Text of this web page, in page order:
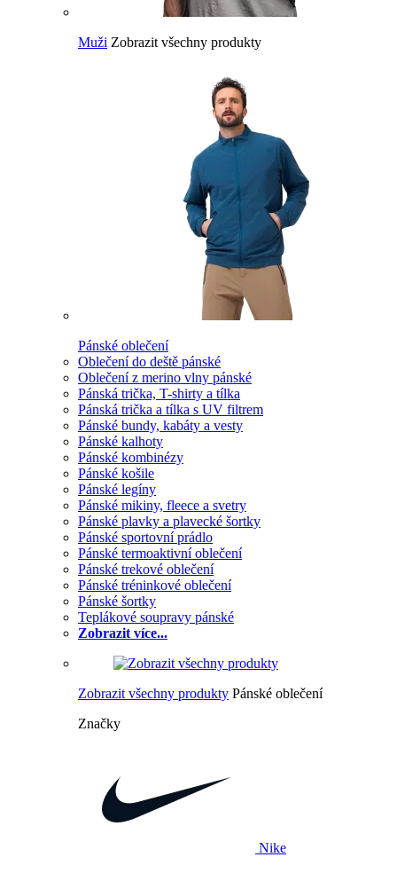
Muži Zobrazit všechny produkty
Pánské oblečení
Oblečení do deště pánské
Oblečení z merino vlny pánské
Pánská trička, T-shirty a tílka
Pánská trička a tílka s UV filtrem
Pánské bundy, kabáty a vesty
Pánské kalhoty
Pánské kombinézy
Pánské košile
Pánské legíny
Pánské mikiny, fleece a svetry
Pánské plavky a plavecké šortky
Pánské sportovní prádlo
Pánské termoaktivní oblečení
Pánské trekové oblečení
Pánské tréninkové oblečení
Pánské šortky
Teplákové soupravy pánské
Zobrazit více...
Zobrazit všechny produkty Pánské oblečení
Značky
Nike